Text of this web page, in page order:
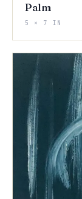
Palm
5 × 7 IN